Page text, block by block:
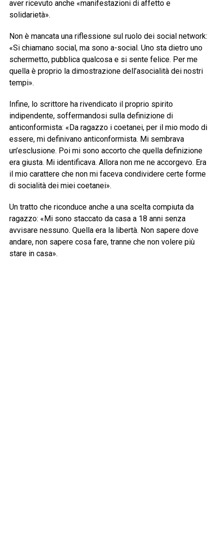
aver ricevuto anche «manifestazioni di affetto e
solidarietà».
Non è mancata una riflessione sul ruolo dei social network:
«Si chiamano social, ma sono a-social. Uno sta dietro uno
schermetto, pubblica qualcosa e si sente felice. Per me
quella è proprio la dimostrazione dell’asocialità dei nostri
tempi».
Infine, lo scrittore ha rivendicato il proprio spirito
indipendente, soffermandosi sulla definizione di
anticonformista: «Da ragazzo i coetanei, per il mio modo di
essere, mi definivano anticonformista. Mi sembrava
un’esclusione. Poi mi sono accorto che quella definizione
era giusta. Mi identificava. Allora non me ne accorgevo. Era
il mio carattere che non mi faceva condividere certe forme
di socialità dei miei coetanei».
Un tratto che riconduce anche a una scelta compiuta da
ragazzo: «Mi sono staccato da casa a 18 anni senza
avvisare nessuno. Quella era la libertà. Non sapere dove
andare, non sapere cosa fare, tranne che non volere più
stare in casa».